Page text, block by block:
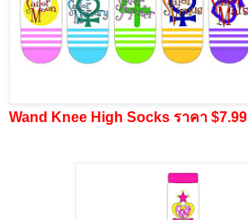
Wand Knee High Socks ราคา $7.99